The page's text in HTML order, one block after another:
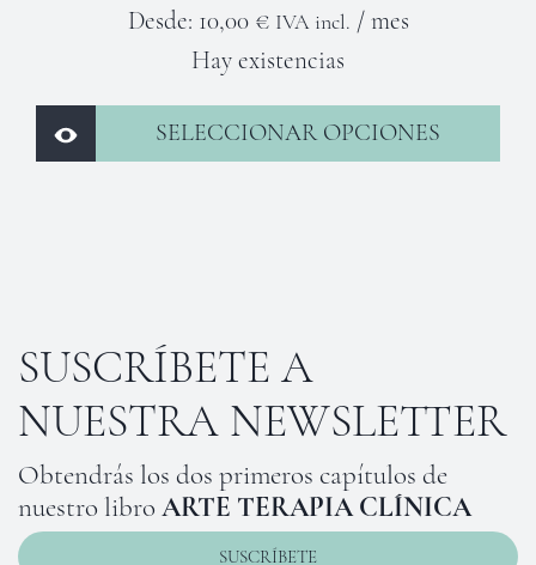
Desde: 10,00 € IVA incl. / mes
Hay existencias
SELECCIONAR OPCIONES
variantes.
Las
opciones
se
pueden
SUSCRÍBETE A
NUESTRA NEWSLETTER
Obtendrás los dos primeros capítulos de
nuestro libro ARTE TERAPIA CLÍNICA
SUSCRÍBETE